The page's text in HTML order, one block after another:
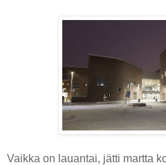
Vaikka on lauantai, jätti martta